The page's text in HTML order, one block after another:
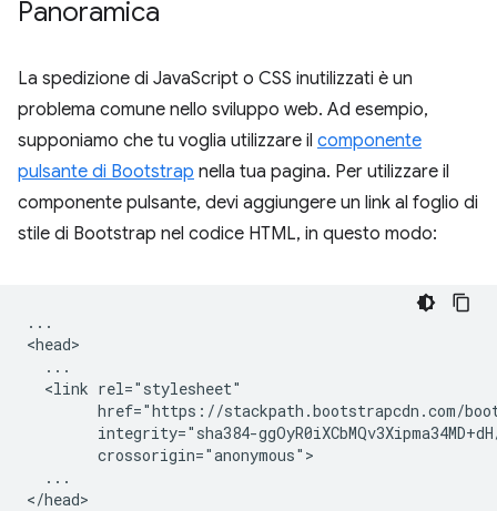
Panoramica
La spedizione di JavaScript o CSS inutilizzati è un
problema comune nello sviluppo web. Ad esempio,
supponiamo che tu voglia utilizzare il componente
pulsante di Bootstrap nella tua pagina. Per utilizzare il
componente pulsante, devi aggiungere un link al foglio di
stile di Bootstrap nel codice HTML, in questo modo:
...
<head>
  ...
  <link rel="stylesheet"
href="https://stackpath.bootstrapcdn.com/
integrity="sha384-
        crossorigin="anonymous">
  ...
</head>